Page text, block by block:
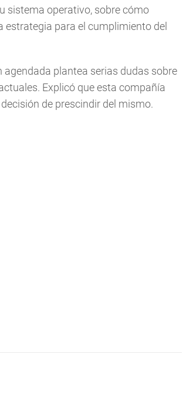
sistema operativo, sobre cómo
estrategia para el cumplimiento del
plantea serias dudas sobre
Explicó que esta compañía
de prescindir del mismo.